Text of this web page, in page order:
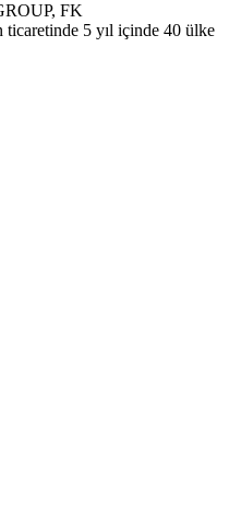
FK
5 yıl içinde 40 ülke